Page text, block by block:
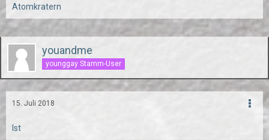
Atomkratern
youandme
younggay Stamm-User
15. Juli 2018
Ist